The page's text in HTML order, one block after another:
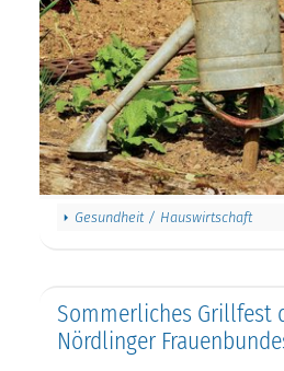
Gesundheit / Hauswirtschaft
Sommerliches Grillfest
Nördlinger